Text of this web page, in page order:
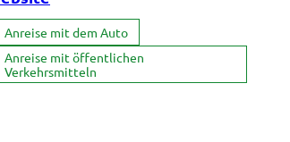
Anreise mit dem Auto
Anreise mit öffentlichen
Verkehrsmitteln